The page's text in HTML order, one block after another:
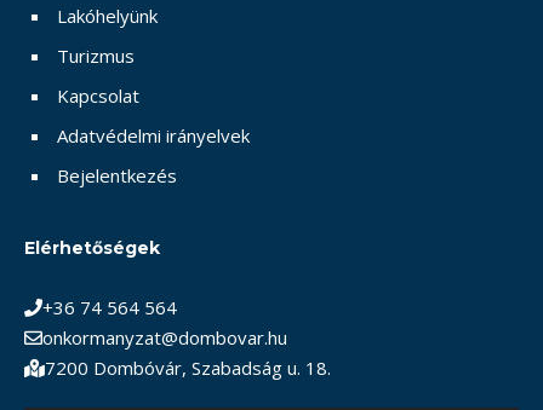
Lakóhelyünk
Turizmus
Kapcsolat
Adatvédelmi irányelvek
Bejelentkezés
Elérhetőségek
+36 74 564 564
onkormanyzat@dombovar.hu
7200 Dombóvár, Szabadság u. 18.